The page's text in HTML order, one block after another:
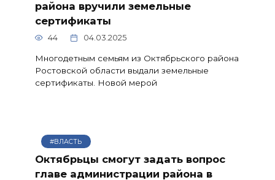
района вручили земельные
сертификаты
44 04.03.2025
Многодетным семьям из Октябрьского района
Ростовской области выдали земельные
сертификаты. Новой мерой
#ВЛАСТЬ
Октябрьцы смогут задать вопрос
главе администрации района в